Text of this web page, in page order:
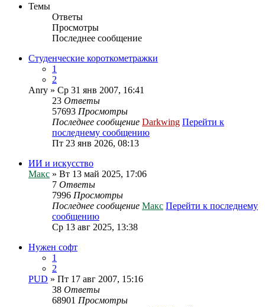
Темы
Ответы
Просмотры
Последнее сообщение
Студенческие короткометражки
1
2
Anry » Ср 31 янв 2007, 16:41
23 Ответы
57693 Просмотры
Последнее сообщение Darkwing Перейти к
последнему сообщению
Пт 23 янв 2026, 08:13
ИИ и искусство
Макс » Вт 13 май 2025, 17:06
7 Ответы
7996 Просмотры
Последнее сообщение Макс Перейти к последнему
сообщению
Ср 13 авг 2025, 13:38
Нужен софт
1
2
PUD » Пт 17 авг 2007, 15:16
38 Ответы
68901 Просмотры